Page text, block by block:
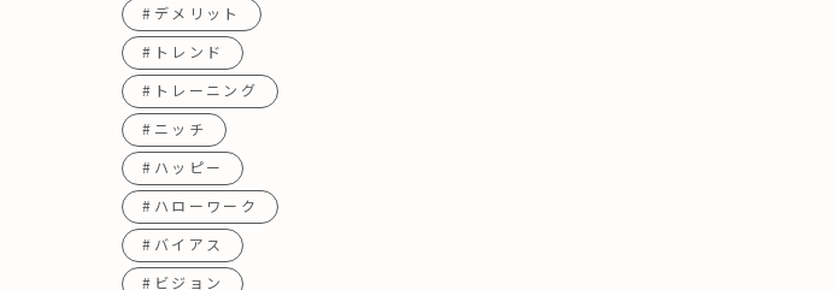
#デメリット
#トレンド
#トレーニング
#ニッチ
#ハッピー
#ハローワーク
#バイアス
#ビジョン